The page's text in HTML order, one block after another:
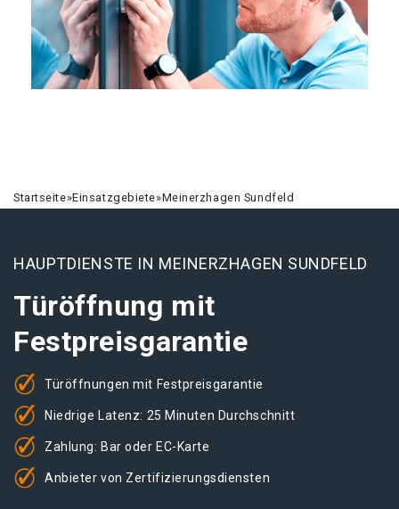
Startseite»Einsatzgebiete»Meinerzhagen Sundfeld
HAUPTDIENSTE IN MEINERZHAGEN SUNDFELD
Türöffnung mit
Festpreisgarantie
Türöffnungen mit Festpreisgarantie
Niedrige Latenz: 25 Minuten Durchschnitt
Zahlung: Bar oder EC-Karte
Anbieter von Zertifizierungsdiensten